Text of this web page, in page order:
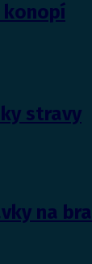
konopí
stravy
na